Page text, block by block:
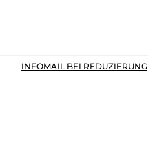
INFOMAIL BEI REDUZIERUNG